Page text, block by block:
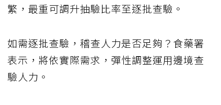
繁，最重可調升抽驗比率至逐批查驗。
如需逐批查驗，稽查人力是否足夠？食藥署
表示，將依實際需求，彈性調整運用邊境查
驗人力。